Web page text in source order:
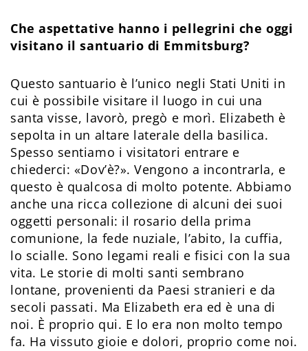
Che aspettative hanno i pellegrini che oggi
visitano il santuario di Emmitsburg?
Questo santuario è l’unico negli Stati Uniti in
cui è possibile visitare il luogo in cui una
santa visse, lavorò, pregò e morì. Elizabeth è
sepolta in un altare laterale della basilica.
Spesso sentiamo i visitatori entrare e
chiederci: «Dov’è?». Vengono a incontrarla, e
questo è qualcosa di molto potente. Abbiamo
anche una ricca collezione di alcuni dei suoi
oggetti personali: il rosario della prima
comunione, la fede nuziale, l’abito, la cuffia,
lo scialle. Sono legami reali e fisici con la sua
vita. Le storie di molti santi sembrano
lontane, provenienti da Paesi stranieri e da
secoli passati. Ma Elizabeth era ed è una di
noi. È proprio qui. E lo era non molto tempo
fa. Ha vissuto gioie e dolori, proprio come noi.